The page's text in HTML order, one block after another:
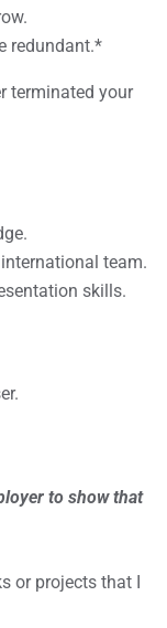
redundant.*
terminated your
team.
skills.
to show that
or projects that I